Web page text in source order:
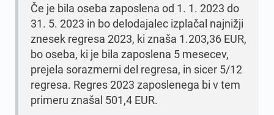
Če je bila oseba zaposlena od 1. 1. 2023 do
31. 5. 2023 in bo delodajalec izplačal najnižji
znesek regresa 2023, ki znaša 1.203,36 EUR,
bo oseba, ki je bila zaposlena 5 mesecev,
prejela sorazmerni del regresa, in sicer 5/12
regresa. Regres 2023 zaposlenega bi v tem
primeru znašal 501,4 EUR.